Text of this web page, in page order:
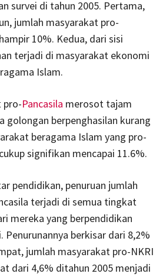
survei di tahun 2005. Pertama,
jumlah masyarakat pro-
10%. Kedua, dari sisi
terjadi di masyarakat ekonomi
Islam.
pro-Pancasila merosot tajam
golongan berpenghasilan kurang
beragama Islam yang pro-
signifikan mencapai 11.6%.
pendidikan, penuruan jumlah
terjadi di semua tingkat
mereka yang berpendidikan
Penurunannya berkisar dari 8,2%
jumlah masyarakat pro-NKRI
dari 4,6% ditahun 2005 menjadi